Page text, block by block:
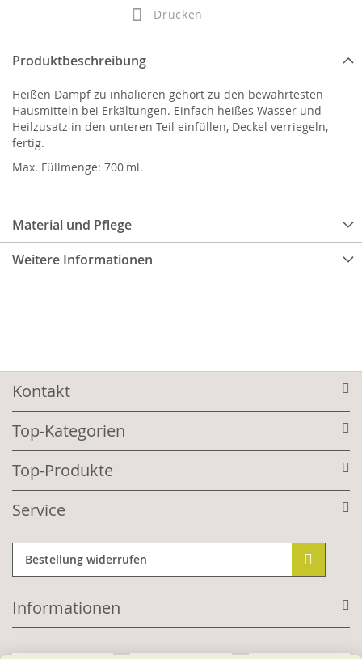
Drucken
Produktbeschreibung
Material und Pflege
Weitere Informationen
Heißen Dampf zu inhalieren gehört zu den bewährtesten
Hausmitteln bei Erkältungen. Einfach heißes Wasser und
Heilzusatz in den unteren Teil einfüllen, Deckel verriegeln,
fertig.
Max. Füllmenge: 700 ml.
Kontakt
Top-Kategorien
Top-Produkte
Service
Bestellung widerrufen
Informationen